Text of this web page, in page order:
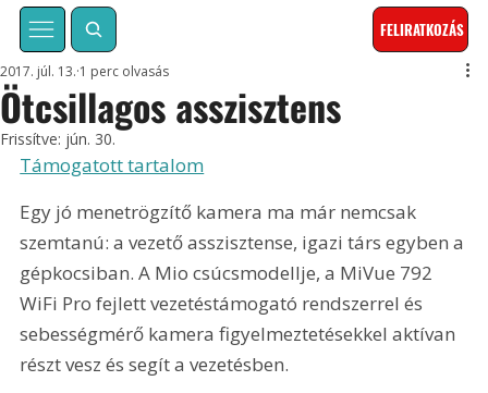
FELIRATKOZÁS
Ötcsillagos asszisztens
2017. júl. 13. 1 perc olvasás
Frissítve: jún. 30.
Támogatott tartalom
Egy jó menetrögzítő kamera ma már nemcsak
szemtanú: a vezető asszisztense, igazi társ egyben a
gépkocsiban. A Mio csúcsmodellje, a MiVue 792
WiFi Pro fejlett vezetéstámogató rendszerrel és
sebességmérő kamera figyelmeztetésekkel aktívan
részt vesz és segít a vezetésben.